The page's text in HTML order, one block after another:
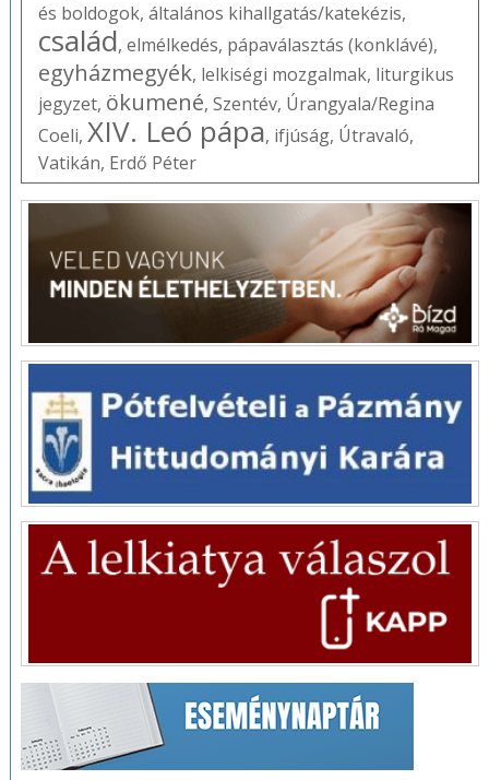
és boldogok, általános kihallgatás/katekézis,
család, elmélkedés, pápaválasztás (konklávé),
egyházmegyék, lelkiségi mozgalmak, liturgikus
jegyzet, ökumené, Szentév, Úrangyala/Regina
Coeli, XIV. Leó pápa, ifjúság, Útravaló,
Vatikán, Erdő Péter